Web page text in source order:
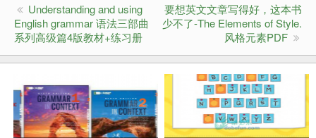
Understanding and using
English grammar 语法三部曲
系列高级篇4版教材+练习册
要想英文文章写得好，这本书
少不了-The Elements of Style.
风格元素PDF